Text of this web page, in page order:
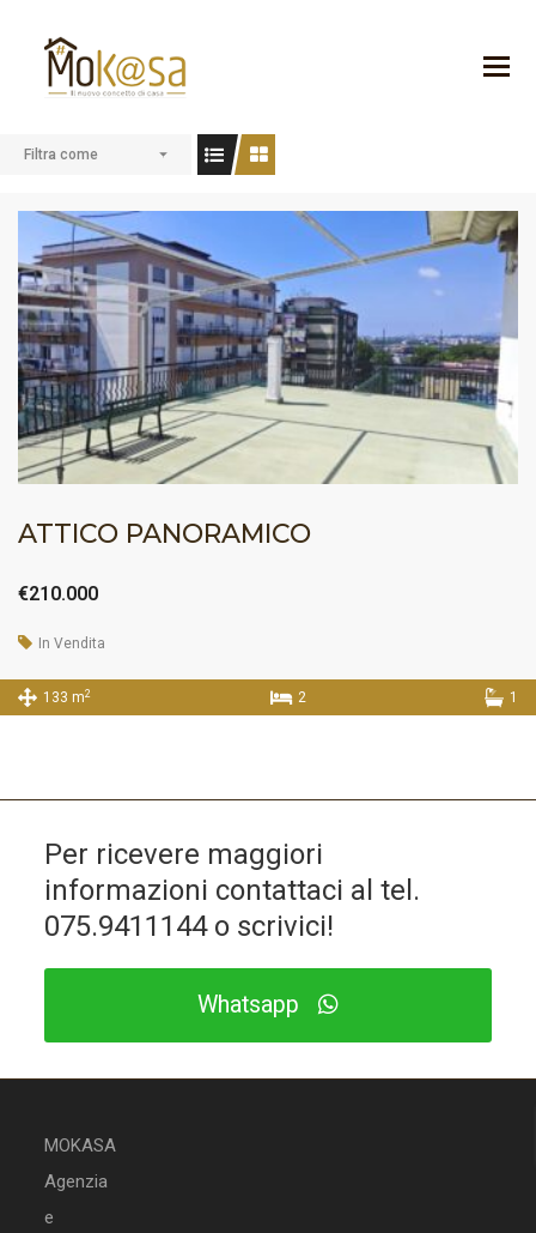
Filtra come
ATTICO PANORAMICO
€210.000
In Vendita
133 m2 2 1
Per ricevere maggiori
informazioni contattaci al tel.
075.9411144o scrivici!
Whatsapp
MOKASA
Agenzia
e